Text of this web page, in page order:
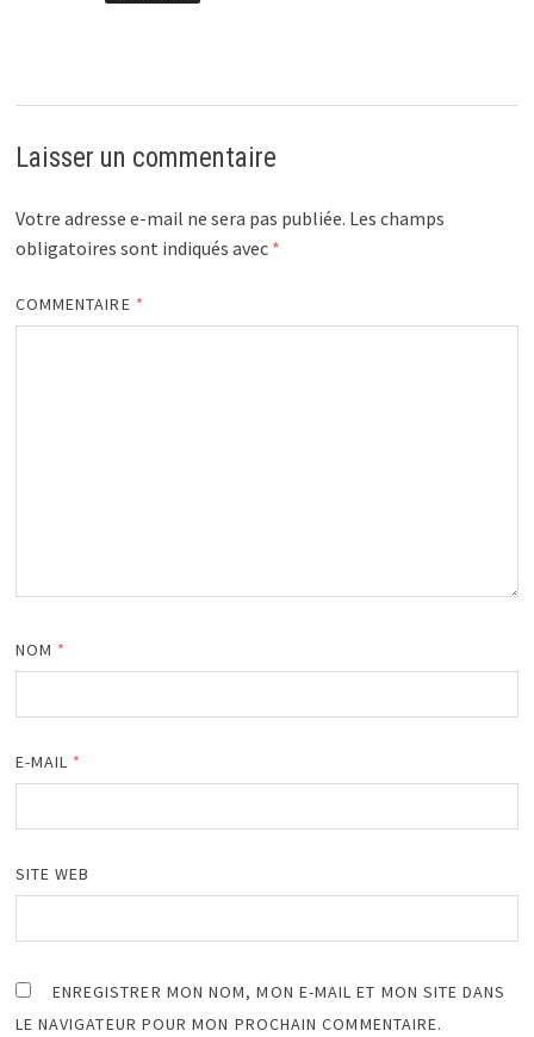
Laisser un commentaire
Votre adresse e-mail ne sera pas publiée. Les champs
obligatoires sont indiqués avec *
COMMENTAIRE *
NOM *
E-MAIL *
SITE WEB
ENREGISTRER MON NOM, MON E-MAIL ET MON SITE DANS
LE NAVIGATEUR POUR MON PROCHAIN COMMENTAIRE.